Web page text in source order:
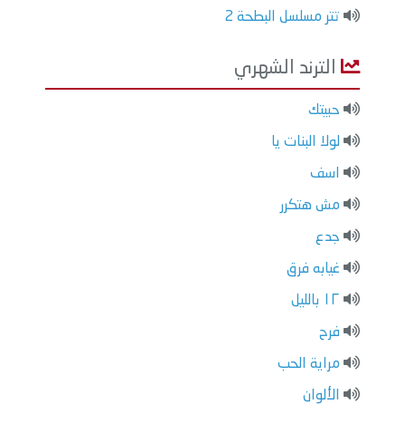
تتر مسلسل البطحة 2
الترند الشهري
حبيتك
لولا البنات يا
اسف
مش هتكرر
جدع
غيابه فرق
١٢ بالليل
فرح
مراية الحب
الألوان